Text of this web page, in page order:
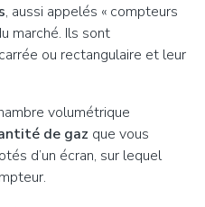
, aussi appelés « compteurs
marché. Ils sont
ou rectangulaire et leur
volumétrique
de gaz que vous
d’un écran, sur lequel